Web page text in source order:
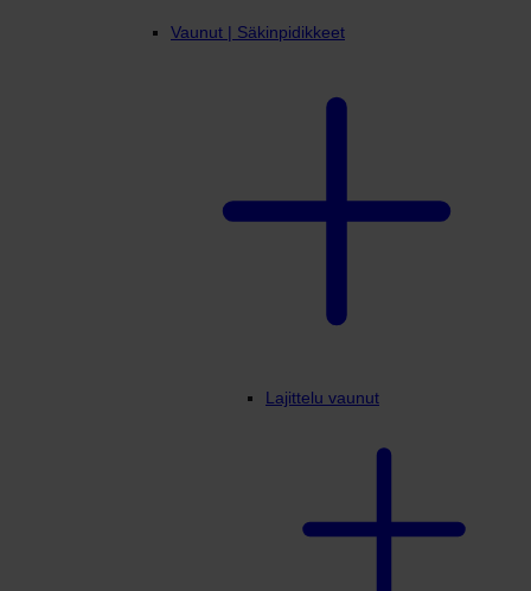
Vaunut | Säkinpidikkeet
Lajittelu vaunut